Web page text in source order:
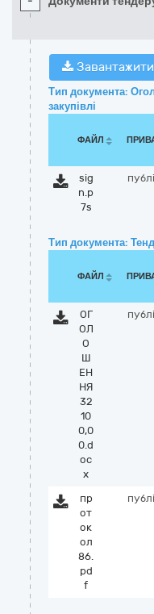
Завантажити
Тип документа:
закупівлі
ФАЙЛ
sig
n.p
7s
Тип документа:
ФАЙЛ
ОГ
ОЛ
О
Ш
ЕН
НЯ
32
10
0,0
0.d
oc
x
пр
от
ок
ол
86.
pd
f